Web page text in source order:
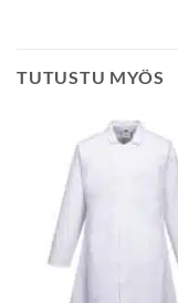
TUTUSTU MYÖS